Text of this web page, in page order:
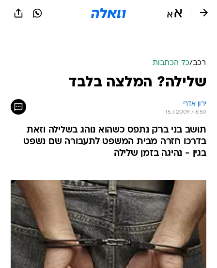
רכב/כל הכתבות
שלילה? המלצה בלבד
ירון אדרי
15.7.2009 / 6:50
תושב בני ברק נתפס כשהוא נוהג בשלילה וזאת
בדרכו חזרה מבית המשפט לתעבורה שם נשפט
בגין - נהיגה בזמן שלילה